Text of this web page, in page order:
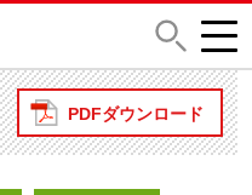
PDFダウンロード